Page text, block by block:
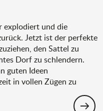
explodiert und die
Jetzt ist der perfekte
den Sattel zu
Dorf zu schlendern.
guten Ideen
in vollen Zügen zu
für den Frühling